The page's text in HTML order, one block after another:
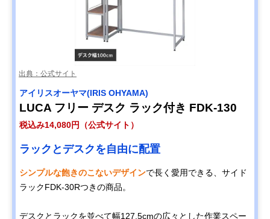
出典：公式サイト
アイリスオーヤマ(IRIS OHYAMA)
LUCA フリー デスク ラック付き FDK-130
税込み14,080円（公式サイト）
ラックとデスクを自由に配置
シンプルな飽きのこないデザインで長く愛用できる、サイド
ラックFDK-30Rつきの商品。
デスクとラックを並べて幅127.5cmの広々とした作業スペー